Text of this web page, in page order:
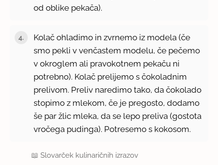
od oblike pekača).
Kolač ohladimo in zvrnemo iz modela (če
smo pekli v venčastem modelu, če pečemo
v okroglem ali pravokotnem pekaču ni
potrebno). Kolač prelijemo s čokoladnim
prelivom. Preliv naredimo tako, da čokolado
stopimo z mlekom, če je pregosto, dodamo
še par žlic mleka, da se lepo preliva (gostota
vročega pudinga). Potresemo s kokosom.
📖Slovarček kulinaričnih izrazov